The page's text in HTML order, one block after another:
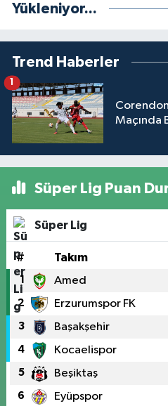
Yükleniyor...
Trend Haberler
Corendon
Maçında
1
Süper Lig Puan
Süper Lig
# Takım
1 Amed
2 Erzurumspor FK
3 Başakşehir
4 Kocaelispor
5 Beşiktaş
6 Eyüpspor